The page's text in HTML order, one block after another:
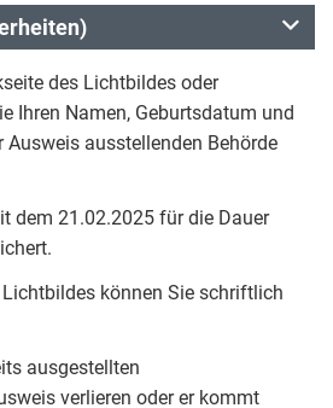
des Lichtbildes oder
Ihren Namen, Geburtsdatum und
Ausweis ausstellenden Behörde
dem 21.02.2025 für die Dauer
können Sie schriftlich
ausgestellten
verlieren oder er kommt